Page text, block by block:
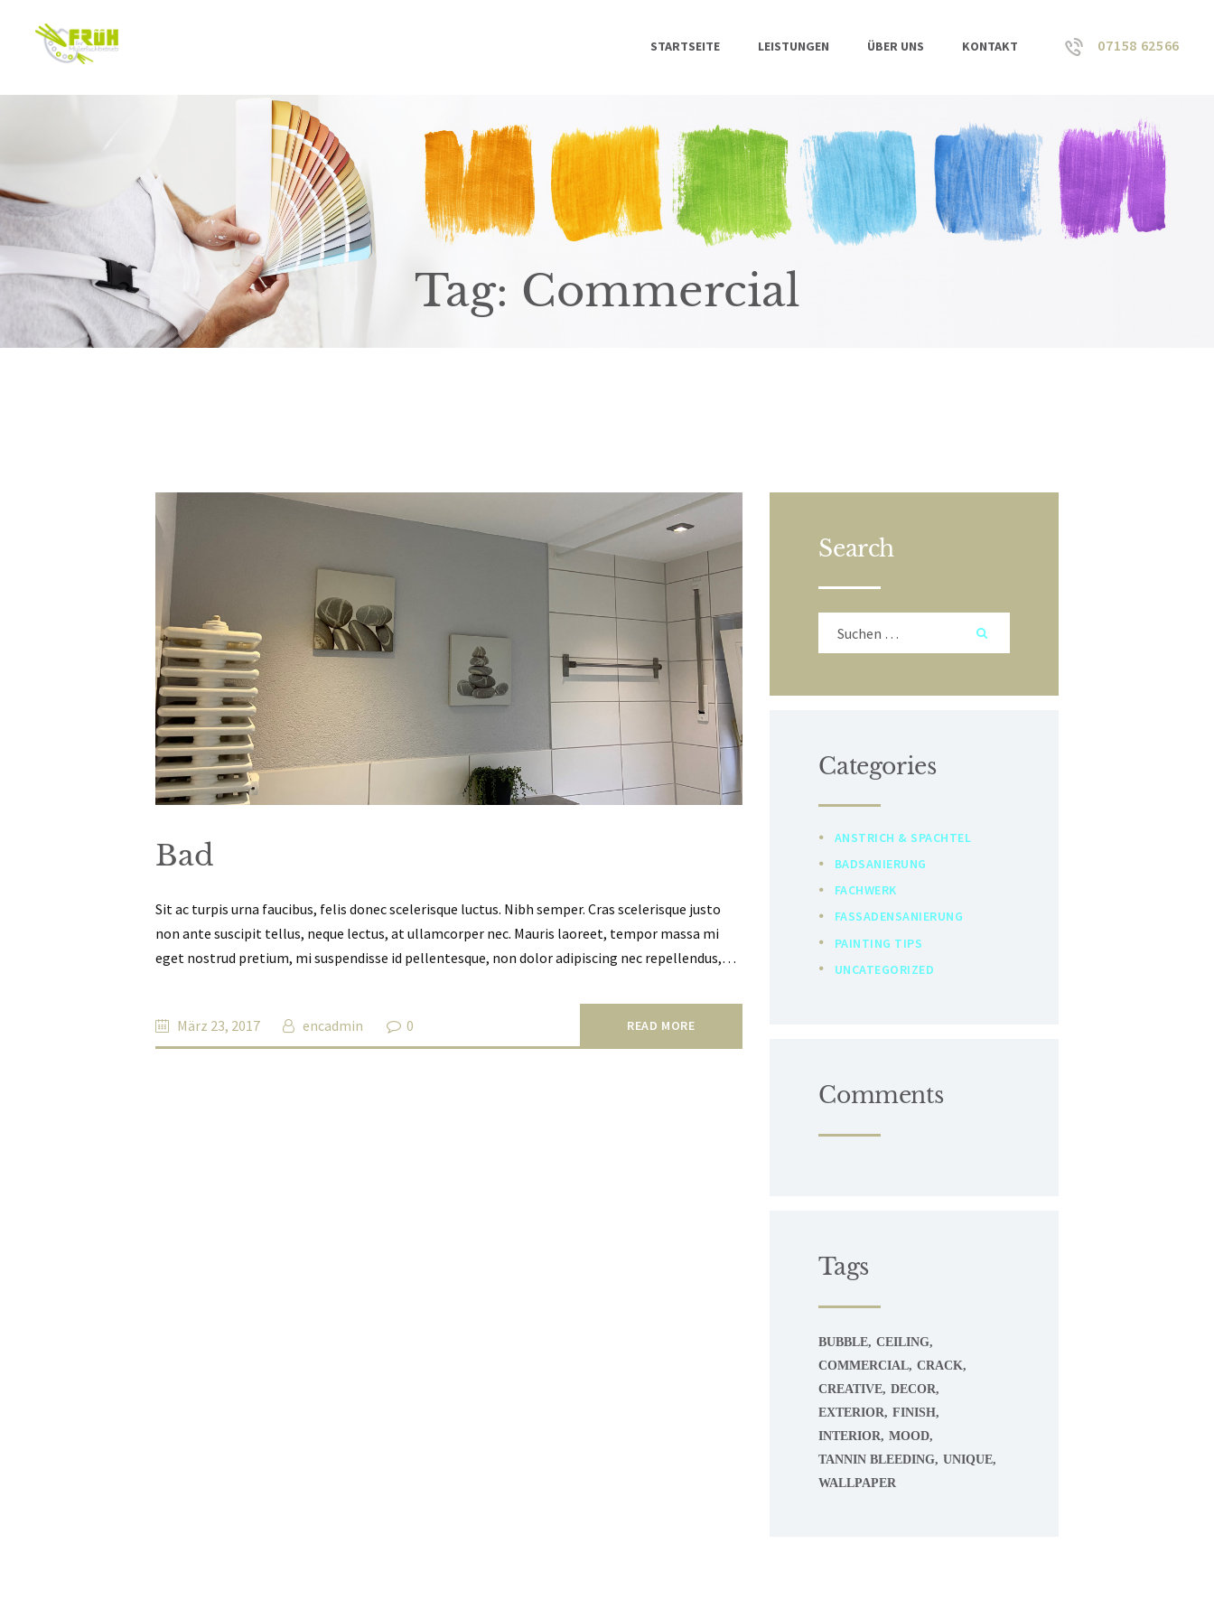
STARTSEITE LEISTUNGEN ÜBER UNS KONTAKT 07158 62566
Tag: Commercial
ÜBER UNS
KONTAKT
Bad
Sit ac turpis urna faucibus, felis donec scelerisque luctus. Nibh semper. Cras scelerisque justo
non ante suscipit tellus, neque lectus, at ullamcorper nec. Mauris laoreet, tempor massa mi
eget nostrud pretium, mi suspendisse id pellentesque, non dolor adipiscing nec repellendus,…
März 23, 2017 encadmin 0 READ MORE
Search
Suchen
nach:
Categories
ANSTRICH & SPACHTEL
BADSANIERUNG
FACHWERK
FASSADENSANIERUNG
PAINTING TIPS
UNCATEGORIZED
Comments
Tags
BUBBLE CEILING
COMMERCIAL CRACK
CREATIVE DECOR
EXTERIOR FINISH
INTERIOR MOOD
TANNIN BLEEDING UNIQUE
WALLPAPER